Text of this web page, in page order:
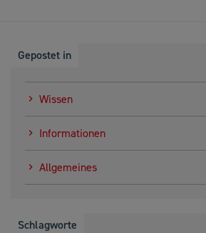
Gepostet in
Wissen
Informationen
Allgemeines
Schlagworte